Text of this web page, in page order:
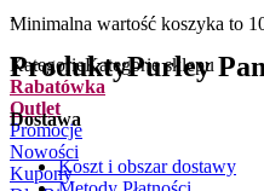
Minimalna wartość koszyka to
KategorieKategorie sklepu
Rabatówka
Outlet
Promocje
Nowości
Kupony
.
ProduktyPurley
Dostawa
Koszt i obszar dostawy